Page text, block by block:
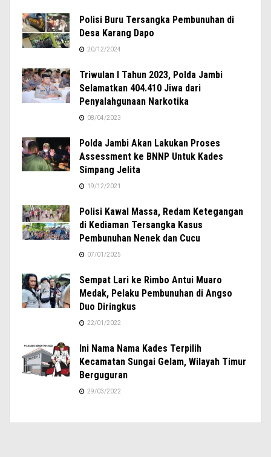
Polisi Buru Tersangka Pembunuhan di
Desa Karang Dapo
20/12/2024
Triwulan I Tahun 2023, Polda Jambi
Selamatkan 404.410 Jiwa dari
Penyalahgunaan Narkotika
08/04/2023
Polda Jambi Akan Lakukan Proses
Assessment ke BNNP Untuk Kades
Simpang Jelita
19/12/2021
Polisi Kawal Massa, Redam Ketegangan
di Kediaman Tersangka Kasus
Pembunuhan Nenek dan Cucu
07/01/2025
Sempat Lari ke Rimbo Antui Muaro
Medak, Pelaku Pembunuhan di Angso
Duo Diringkus
22/01/2022
Ini Nama Nama Kades Terpilih
Kecamatan Sungai Gelam, Wilayah Timur
Berguguran
29/03/2022